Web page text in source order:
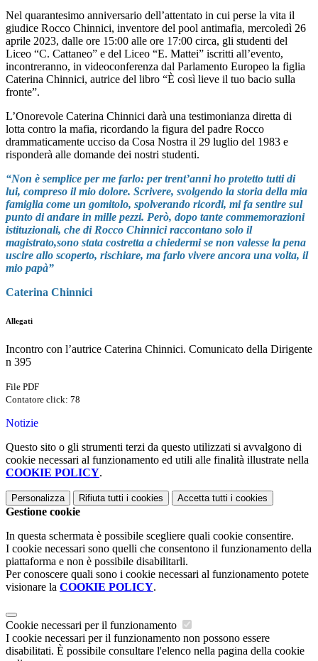
Nel quarantesimo anniversario dell’attentato in cui perse la vita il
giudice Rocco Chinnici, inventore del pool antimafia, mercoledì 26
aprile 2023, dalle ore 15:00 alle ore 17:00 circa, gli studenti del
Liceo “C. Cattaneo” e del Liceo “E. Mattei” iscritti all’evento,
incontreranno, in videoconferenza dal Parlamento Europeo la figlia
Caterina Chinnici, autrice del libro “È così lieve il tuo bacio sulla
fronte”.
L’Onorevole Caterina Chinnici darà una testimonianza diretta di
lotta contro la mafia, ricordando la figura del padre Rocco
drammaticamente ucciso da Cosa Nostra il 29 luglio del 1983 e
risponderà alle domande dei nostri studenti.
“Non è semplice per me farlo: per trent’anni ho protetto tutti di
lui, compreso il mio dolore. Scrivere, svolgendo la storia della mia
famiglia come un gomitolo, spolverando ricordi, mi fa sentire sul
punto di andare in mille pezzi. Però, dopo tante commemorazioni
istituzionali, che di Rocco Chinnici raccontano solo il
magistrato,sono stata costretta a chiedermi se non valesse la pena
uscire allo scoperto, rischiare, ma farlo vivere ancora una volta, il
mio papà”
Caterina Chinnici
Allegati
Incontro con l’autrice Caterina Chinnici. Comunicato della Dirigente
n 395
File PDF
Contatore click: 78
Notizie
Questo sito o gli strumenti terzi da questo utilizzati si avvalgono di
cookie necessari al funzionamento ed utili alle finalità illustrate nella
COOKIE POLICY.
Personalizza Rifiuta tutti i cookies Accetta tutti i cookies
Gestione cookie
In questa schermata è possibile scegliere quali cookie consentire.
I cookie necessari sono quelli che consentono il funzionamento della
piattaforma e non è possibile disabilitarli.
Per conoscere quali sono i cookie necessari al funzionamento potete
visionare la COOKIE POLICY.
Cookie necessari per il funzionamento
I cookie necessari per il funzionamento non possono essere
disabilitati. È possibile consultare l'elenco nella pagina della cookie